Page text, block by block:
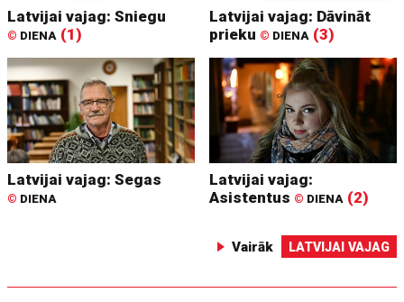
Latvijai vajag: Sniegu
© DIENA (1)
Latvijai vajag: Dāvināt
prieku © DIENA (3)
Latvijai vajag: Segas
© DIENA
Latvijai vajag:
Asistentus © DIENA (2)
Vairāk LATVIJAI VAJAG